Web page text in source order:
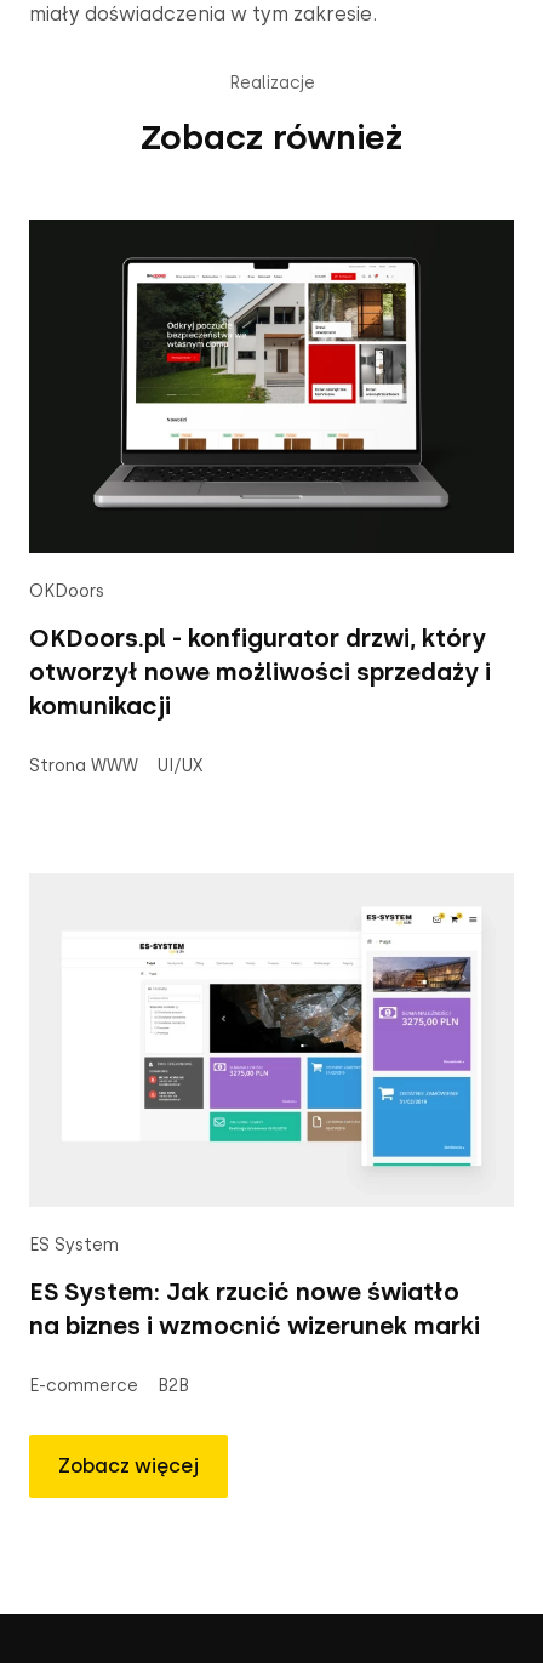
miały doświadczenia w tym zakresie.
Realizacje
Zobacz również
OKDoors
OKDoors.pl - konfigurator drzwi, który
otworzył nowe możliwości sprzedaży i
komunikacji
Strona WWW UI/UX
ES System
ES System: Jak rzucić nowe światło
na biznes i wzmocnić wizerunek marki
E-commerce B2B
Zobacz więcej